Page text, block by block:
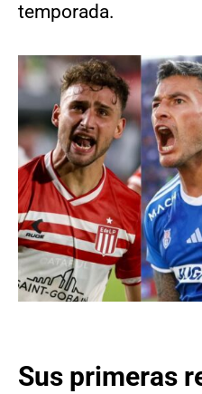
temporada.
Sus primeras